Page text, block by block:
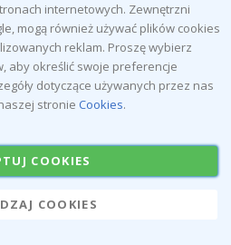
internetowych. Zewnętrzni
mogą również używać plików cookies
reklam. Proszę wybierz
aby określić swoje preferencje
dotyczące używanych przez nas
stronie Cookies.
COOKIES
COOKIES